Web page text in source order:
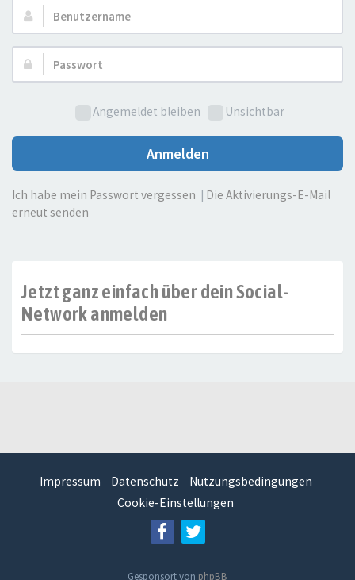
Benutzername:
Passwort:
Angemeldet bleiben Unsichtbar
Anmelden
Ich habe mein Passwort vergessen
Die Aktivierungs-E-Mail
erneut senden
Jetzt ganz einfach über dein Social-
Network anmelden
Impressum Datenschutz
Nutzungsbedingungen
Cookie-Einstellungen
Gesponsort von phpBB